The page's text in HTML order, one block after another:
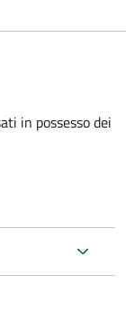
in possesso dei